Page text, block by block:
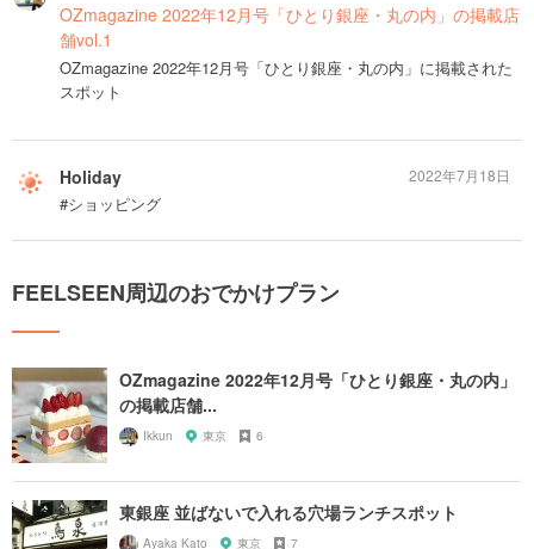
OZmagazine 2022年12月号「ひとり銀座・丸の内」の掲載店
舗vol.1
OZmagazine 2022年12月号「ひとり銀座・丸の内」に掲載された
スポット
Holiday
#ショッピング
2022年7月18日
FEELSEEN周辺のおでかけプラン
OZmagazine 2022年12月号「ひとり銀座・丸の内」
の掲載店舗...
Ikkun 東京 6
東銀座 並ばないで入れる穴場ランチスポット
Ayaka Kato 東京 7